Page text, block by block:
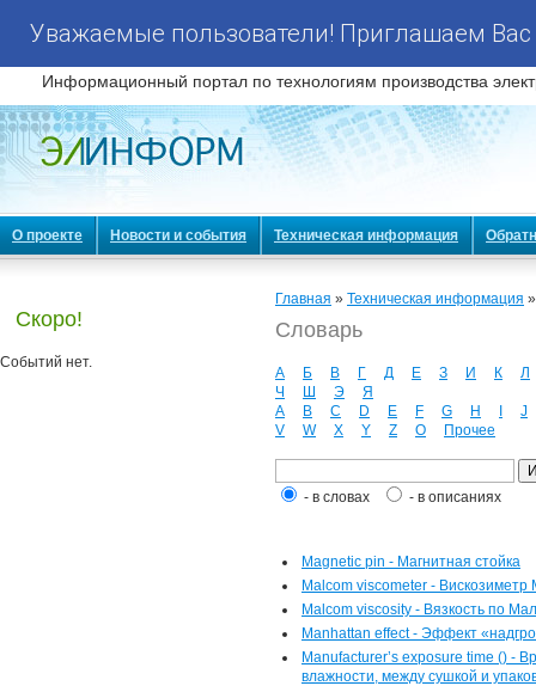
Уважаемые пользователи! Приглашаем
Информационный портал по технологиям производства
О проекте Новости и события Техническая информация
Скоро!
Событий нет.
Главная » Техническая информация
Словарь
А Б В Г Д Е З И К
Л
Ч
Ш Э
Я
A
B C D E F G H
J
V
W X Y Z О Прочее
- в словах - в описаниях
Magnetic pin - Магнитная стойка
Malcom viscometer - Вискозиметр
Malcom viscosity - Вязкость по
Manhattan effect - Эффект
Manufacturer’s exposure time () -
влажности, между сушкой и